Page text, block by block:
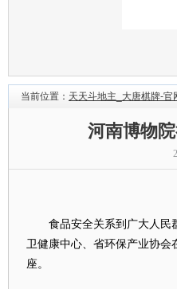
当前位置： 天天斗地主_大唐棋牌-官
河南博物
食品安全关系到广大人民群
卫健康中心、省环保产业协会
座。